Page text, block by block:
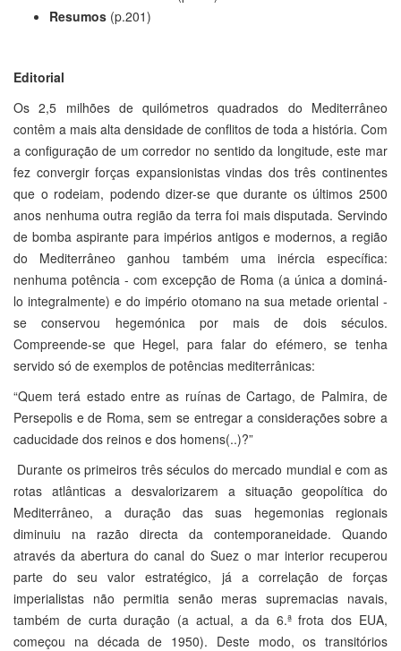
Resumos (p.201)
Editorial
Os 2,5 milhões de quilómetros quadrados do Mediterrâneo
contêm a mais alta densidade de conflitos de toda a história. Com
a configuração de um corredor no sentido da longitude, este mar
fez convergir forças expansionistas vindas dos três continentes
que o rodeiam, podendo dizer-se que durante os últimos 2500
anos nenhuma outra região da terra foi mais disputada. Servindo
de bomba aspirante para impérios antigos e modernos, a região
do Mediterrâneo ganhou também uma inércia específica:
nenhuma potência - com excepção de Roma (a única a dominá-
lo integralmente) e do império otomano na sua metade oriental -
se conservou hegemónica por mais de dois séculos.
Compreende-se que Hegel, para falar do efémero, se tenha
servido só de exemplos de potências mediterrânicas:
“Quem terá estado entre as ruínas de Cartago, de Palmira, de
Persepolis e de Roma, sem se entregar a considerações sobre a
caducidade dos reinos e dos homens(..)?”
Durante os primeiros três séculos do mercado mundial e com as
rotas atlânticas a desvalorizarem a situação geopolítica do
Mediterrâneo, a duração das suas hegemonias regionais
diminuiu na razão directa da contemporaneidade. Quando
através da abertura do canal do Suez o mar interior recuperou
parte do seu valor estratégico, já a correlação de forças
imperialistas não permitia senão meras supremacias navais,
também de curta duração (a actual, a da 6.ª frota dos EUA,
começou na década de 1950). Deste modo, os transitórios